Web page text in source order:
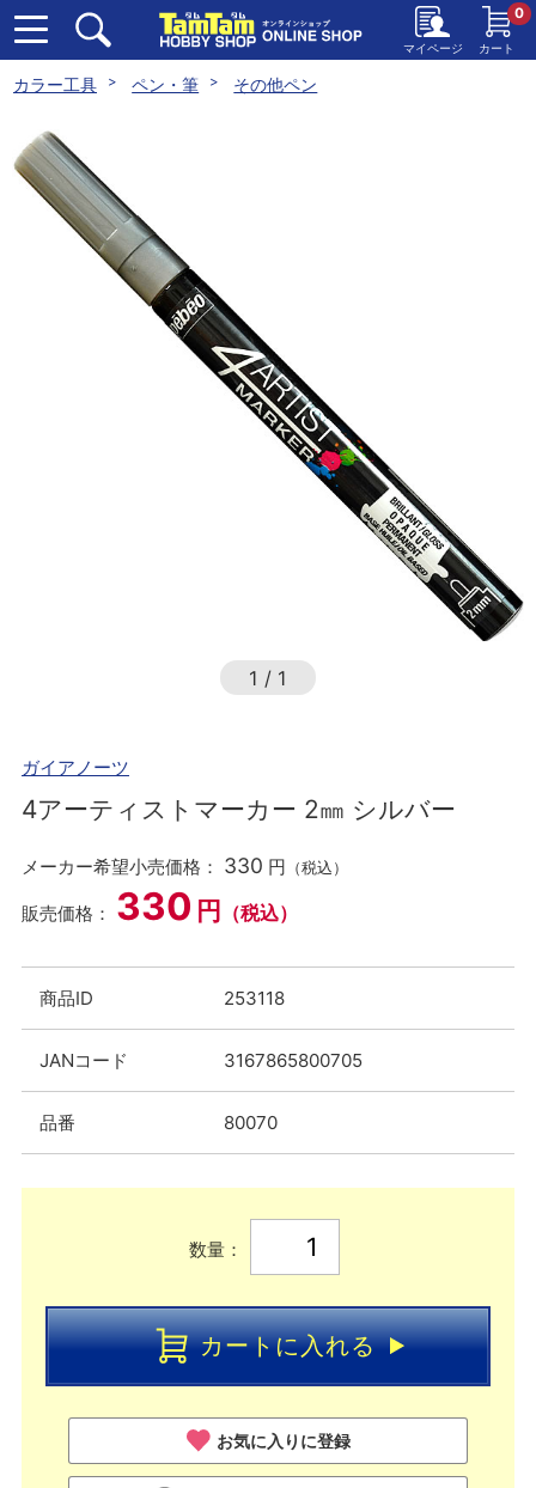
マイページ カート
0
カラー工具 ペン・筆 その他ペン
1 / 1
ガイアノーツ
4アーティストマーカー 2㎜ シルバー
メーカー希望小売価格： 330 円 （税込）
販売価格： 330 円 （税込）
商品ID 253118
JANコード 3167865800705
品番 80070
数量：
カートに入れる
お気に入りに登録